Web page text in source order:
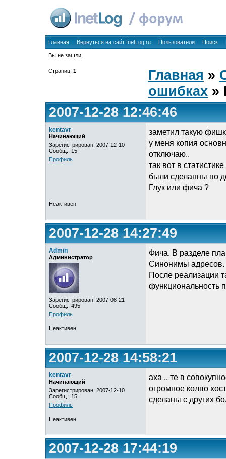
Главная Вернуться на сайт InetLog.ru Пользователи Поиск
Вы не зашли.
Страниц: 1 Главная »
ошибках »
2007-12-28 12:46:46
kentavr
Начинающий
Зарегистрирован: 2007-12-10
Сообщ.: 15
Профиль
заметил такую
у меня копия
отключаю..
так вот в
были сделанны по
Глук или фича ?
Неактивен
2007-12-28 14:27:49
Admin
Администратор
Зарегистрирован: 2007-08-21
Сообщ.: 495
Профиль
Фича. В разделе
Синонимы адресов.
После реализации
функциональность
Неактивен
2007-12-28 14:58:21
kentavr
Начинающий
Зарегистрирован: 2007-12-10
Сообщ.: 15
Профиль
аха .. те в
огромное колво
сделаны с других
Неактивен
2007-12-28 17:44:19